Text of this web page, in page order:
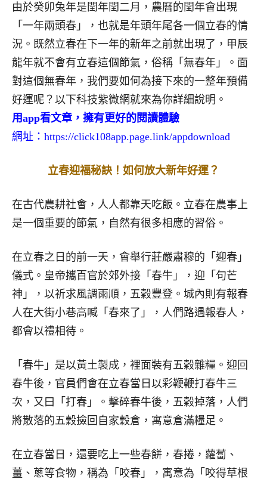
由於癸卯兔年是閏年閏二月，農曆的閏年會出現
「一年兩頭春」，也就是年頭年尾各一個立春的情
況。既然立春在下一年的新年之前就出現了，甲辰
龍年就不會有立春這個節氣，俗稱「無春年」。面
對這個無春年，我們要如何為接下來的一整年預備
好運呢？以下科技紫微網就來為你詳細說明。
用app看文章，擁有更好的閱讀體驗
網址： https://click108app.page.link/appdownload
立春迎福秘訣！如何放大新年好運？
在古代農耕社會，人人都靠天吃飯。立春在農事上
是一個重要的節氣，自然有很多相應的習俗。
在立春之日的前一天，會舉行莊嚴肅穆的「迎春」
儀式。皇帝攜百官於郊外接「春牛」，迎「句芒
神」，以祈求風調雨順，五穀豐登。城內則有報春
人在大街小巷高喊「春來了」，人們路遇報春人，
都會以禮相待。
「春牛」是以黃土製成，裡面裝有五穀雜糧。迎回
春牛後，官員們會在立春當日以彩鞭鞭打春牛三
次，又曰「打春」。擊碎春牛後，五穀掉落，人們
將散落的五穀撿回自家穀倉，寓意倉滿糧足。
在立春當日，還要吃上一些春餅，春捲，蘿蔔、
薑、蔥等食物，稱為「咬春」，寓意為「咬得草根